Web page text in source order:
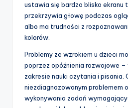
ustawia się bardzo blisko ekranu
przekrzywia głowę podczas
albo ma trudności z
kolorów.
Problemy ze wzrokiem u dzieci
poprzez opóźnienia rozwojowe
zakresie nauki czytania i pisania.
niezdiagnozowanym problemem
wykonywania zadań